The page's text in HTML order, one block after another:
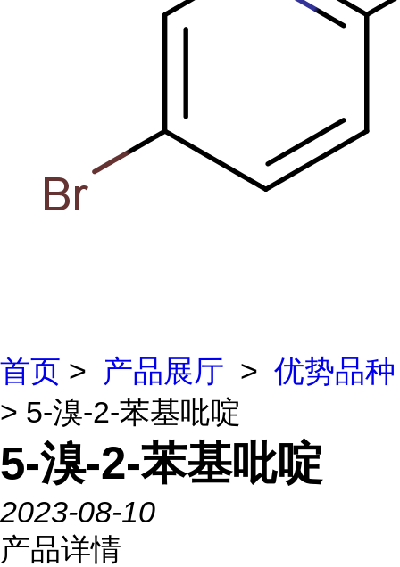
首页 > 产品展厅 > 优势品种
> 5-溴-2-苯基吡啶
5-溴-2-苯基吡啶
2023-08-10
产品详情